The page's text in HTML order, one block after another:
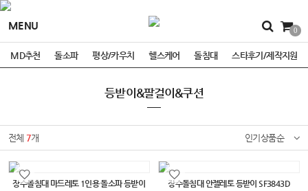
MENU 0
MD추천 돌소파 평상/카우치 헬스케어 돌침대 스타후기/제작지원
등받이&팔걸이&쿠션
전체7개 인기상품순
장수돌침대 마드레토 1인용 돌소파 등받이 장수돌침대 안젤레토 등받이 SF3843D